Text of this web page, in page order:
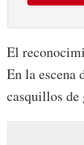
El
En la escena
casquillos de